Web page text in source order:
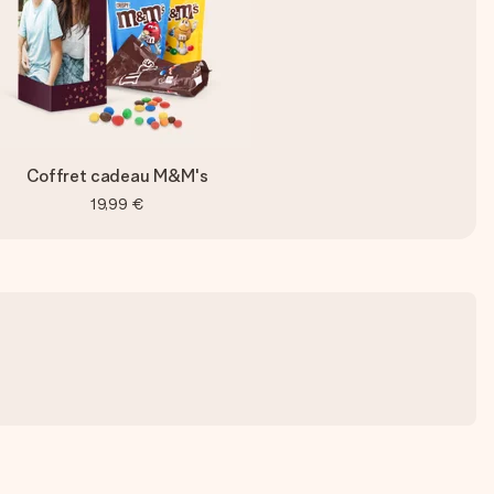
Coffret cadeau M&M's
19,99 €